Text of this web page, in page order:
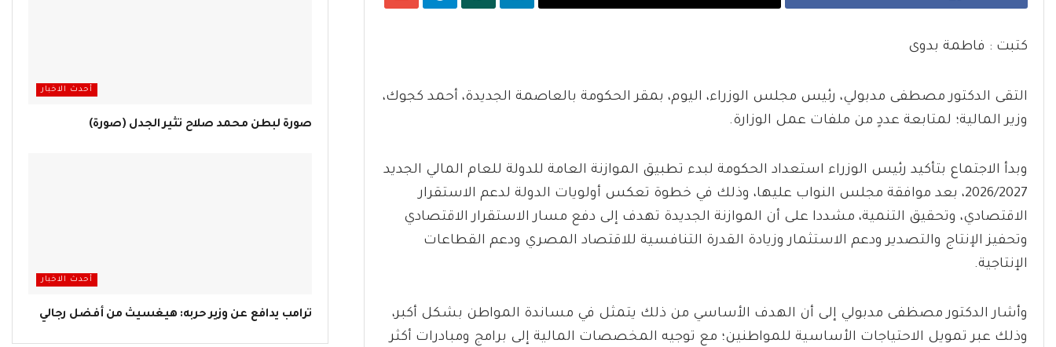
كتبت : فاطمة بدوى
التقى الدكتور مصطفى مدبولي، رئيس مجلس الوزراء، اليوم، بمقر الحكومة بالعاصمة الجديدة، أحمد كجوك،
وزير المالية؛ لمتابعة عددٍ من ملفات عمل الوزارة.
وبدأ الاجتماع بتأكيد رئيس الوزراء استعداد الحكومة لبدء تطبيق الموازنة العامة للدولة للعام المالي الجديد
2026/2027، بعد موافقة مجلس النواب عليها، وذلك في خطوة تعكس أولويات الدولة لدعم الاستقرار
الاقتصادي، وتحقيق التنمية، مشددا على أن الموازنة الجديدة تهدف إلى دفع مسار الاستقرار الاقتصادي
وتحفيز الإنتاج والتصدير ودعم الاستثمار وزيادة القدرة التنافسية للاقتصاد المصري ودعم القطاعات
الإنتاجية.
وأشار الدكتور مصظفى مدبولي إلى أن الهدف الأساسي من ذلك يتمثل في مساندة المواطن بشكل أكبر،
وذلك عبر تمويل الاحتياجات الأساسية للمواطنين؛ مع توجيه المخصصات المالية إلى برامج ومبادرات أكثر
أحدث الاخبار
صورة لبطن محمد صلاح تثير الجدل (صورة)
أحدث الاخبار
ترامب يدافع عن وزير حربه: هيغسيث من أفضل رجالي